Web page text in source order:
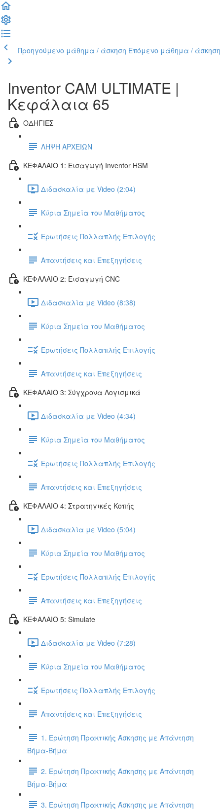
Προηγούμενο μάθημα / άσκηση Επόμενο μάθημα / άσκηση
Inventor CAM ULTIMATE |
Κεφάλαια 65
ΟΔΗΓΙΕΣ
ΛΗΨΗ ΑΡΧΕΙΩΝ
ΚΕΦΑΛΑΙΟ 1: Εισαγωγή Inventor HSM
Διδασκαλία με Video (2:04)
Κύρια Σημεία του Μαθήματος
Ερωτήσεις Πολλαπλής Επιλογής
Απαντήσεις και Επεξηγήσεις
ΚΕΦΑΛΑΙΟ 2: Εισαγωγή CNC
Διδασκαλία με Video (8:38)
Κύρια Σημεία του Μαθήματος
Ερωτήσεις Πολλαπλής Επιλογής
Απαντήσεις και Επεξηγήσεις
ΚΕΦΑΛΑΙΟ 3: Σύγχρονα Λογισμικά
Διδασκαλία με Video (4:34)
Κύρια Σημεία του Μαθήματος
Ερωτήσεις Πολλαπλής Επιλογής
Απαντήσεις και Επεξηγήσεις
ΚΕΦΑΛΑΙΟ 4: Στρατηγικές Κοπής
Διδασκαλία με Video (5:04)
Κύρια Σημεία του Μαθήματος
Ερωτήσεις Πολλαπλής Επιλογής
Απαντήσεις και Επεξηγήσεις
ΚΕΦΑΛΑΙΟ 5: Simulate
Διδασκαλία με Video (7:28)
Κύρια Σημεία του Μαθήματος
Ερωτήσεις Πολλαπλής Επιλογής
Απαντήσεις και Επεξηγήσεις
1. Ερώτηση Πρακτικής Άσκησης με Απάντηση
Βήμα-Βήμα
2. Ερώτηση Πρακτικής Άσκησης με Απάντηση
Βήμα-Βήμα
3. Ερώτηση Πρακτικής Άσκησης με Απάντηση